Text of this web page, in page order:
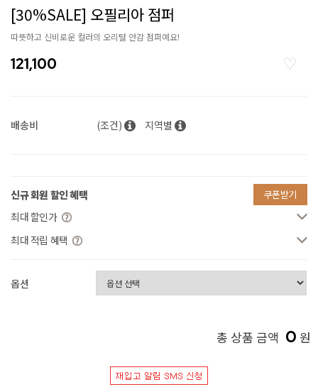
[30%SALE] 오필리아 점퍼
따뜻하고 신비로운 컬러의 오리털 안감 점퍼예요!
121,100
배송비 (조건) 지역별
신규 회원 할인 혜택 쿠폰받기
최대 할인가
최대 적립 혜택
옵션
총 상품 금액 0 원